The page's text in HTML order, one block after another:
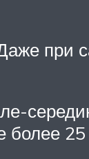
при
более